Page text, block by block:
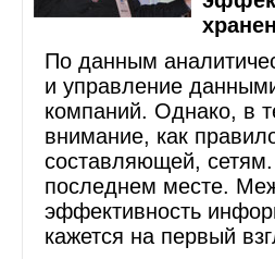
По данным
и управление
компаний. Однако, в
внимание, как
составляющей,
последнем месте.
эффективность
кажется на первый